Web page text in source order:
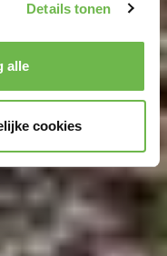
informatie:
Details tonen
alle
cookies